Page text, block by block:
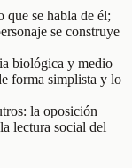
que se habla de él;
se construye
biológica y medio
forma simplista y lo
la oposición
lectura social del